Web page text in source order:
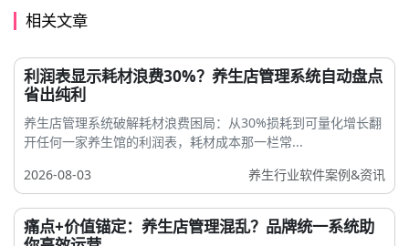
相关文章
利润表显示耗材浪费30%？养生店管理系统自动盘点
省出纯利
养生店管理系统破解耗材浪费困局：从30%损耗到可量化增长翻
开任何一家养生馆的利润表，耗材成本那一栏常...
2026-08-03
养生行业软件案例&资讯
痛点+价值锚定：养生店管理混乱？品牌统一系统助